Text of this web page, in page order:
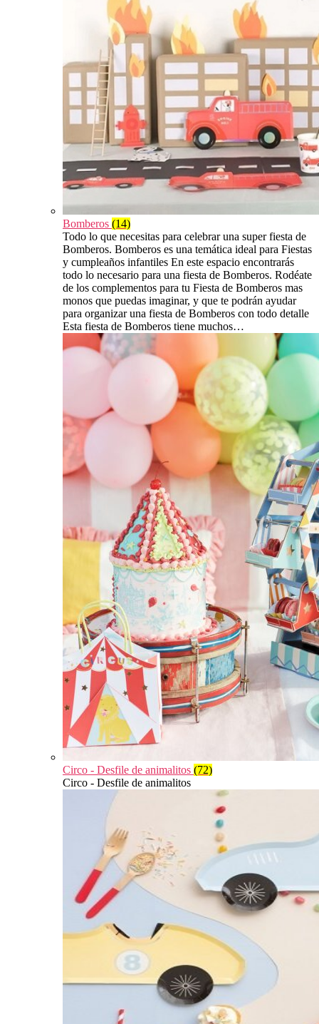
Bomberos (14)
Todo lo que necesitas para celebrar una super fiesta de
Bomberos. Bomberos es una temática ideal para Fiestas
y cumpleaños infantiles En este espacio encontrarás
todo lo necesario para una fiesta de Bomberos. Rodéate
de los complementos para tu Fiesta de Bomberos mas
monos que puedas imaginar, y que te podrán ayudar
para organizar una fiesta de Bomberos con todo detalle
Esta fiesta de Bomberos tiene muchos…
Circo - Desfile de animalitos (72)
Circo - Desfile de animalitos